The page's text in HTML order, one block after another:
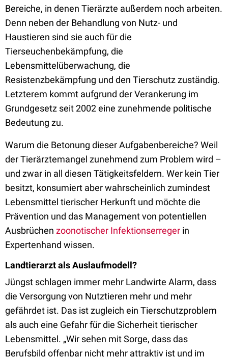
Bereiche, in denen Tierärzte außerdem noch arbeiten.
Denn neben der Behandlung von Nutz- und
Haustieren sind sie auch fürdie
Tierseuchenbekämpfung, die
Lebensmittelüberwachung, die
Resistenzbekämpfung und den Tierschutz zuständig.
Letzterem kommt aufgrund der Verankerung im
Grundgesetz seit 2002 eine zunehmende politische
Bedeutung zu.
Warum die Betonung dieser Aufgabenbereiche? Weil
der Tierärztemangel zunehmend zum Problem wird –
und zwar in all diesen Tätigkeitsfeldern. Wer kein Tier
besitzt, konsumiert aber wahrscheinlich zumindest
Lebensmittel tierischer Herkunft und möchte die
Prävention und das Management von potentiellen
Ausbrüchen zoonotischer Infektionserreger in
Expertenhand wissen.
Landtierarzt als Auslaufmodell?
Jüngst schlagen immer mehr Landwirte Alarm, dass
die Versorgung von Nutztieren mehr und mehr
gefährdet ist. Das ist zugleich ein Tierschutzproblem
als auch eine Gefahr für die Sicherheit tierischer
Lebensmittel. „Wir sehen mit Sorge, dass das
Berufsbild offenbar nicht mehr attraktiv ist und im